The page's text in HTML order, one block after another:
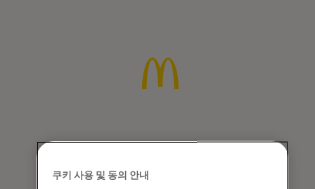
쿠키 사용 및 동의 안내